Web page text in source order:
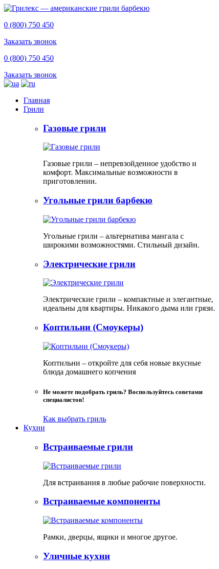
0 (800) 750 450
Заказать звонок
0 (800) 750 450
Заказать звонок
Главная
Грили
Газовые грили
Газовые грили – непревзойденное удобство и
комфорт. Максимальные возможности в
приготовлении.
Угольные грили барбекю
Угольные грили – альтернатива мангала с
широкими возможностями. Стильный дизайн.
Электрические грили
Электрические грили – компактные и элегантные,
идеальны для квартиры. Никакого дыма или грязи.
Коптильни (Смоукеры)
Коптильни – откройте для себя новые вкусные
блюда домашнего копчения
Не можете подобрать гриль? Воспользуйтесь советами
специалистов!
Как выбрать гриль
Кухни
Встраиваемые грили
Для встраивания в любые рабочие поверхности.
Встраиваемые компоненты
Рамки, дверцы, ящики и многое другое.
Уличные кухни